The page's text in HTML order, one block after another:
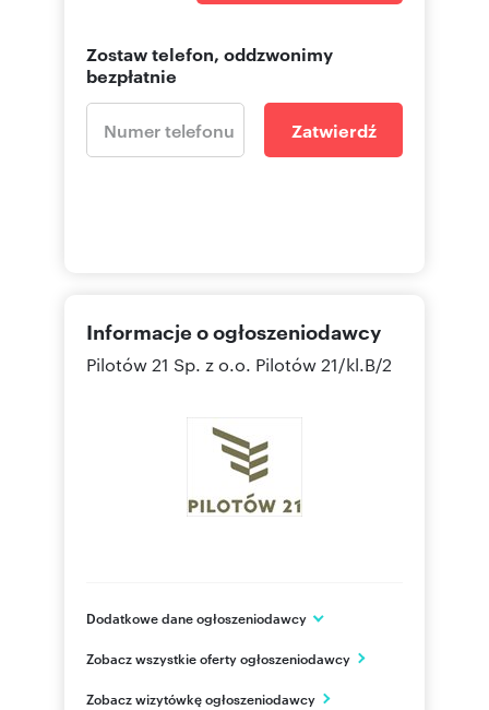
Zostaw telefon, oddzwonimy
bezpłatnie
Zatwierdź
Informacje o ogłoszeniodawcy
Pilotów 21 Sp. z o.o. Pilotów 21/kl.B/2
Dodatkowe dane ogłoszeniodawcy
ul. 10 lutego 5
pomorskie
Zobacz wszystkie oferty ogłoszeniodawcy
Zobacz wizytówkę ogłoszeniodawcy